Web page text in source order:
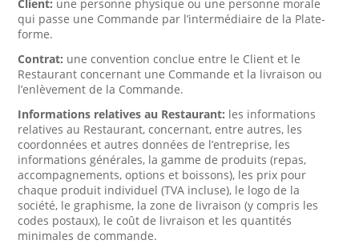
Client: une personne physique ou une personne morale
qui passe une Commande par l’intermédiaire de la Plate-
forme.
Contrat: une convention conclue entre le Client et le
Restaurant concernant une Commande et la livraison ou
l’enlèvement de la Commande.
Informations relatives au Restaurant: les informations
relatives au Restaurant, concernant, entre autres, les
coordonnées et autres données de l’entreprise, les
informations générales, la gamme de produits (repas,
accompagnements, options et boissons), les prix pour
chaque produit individuel (TVA incluse), le logo de la
société, le graphisme, la zone de livraison (y compris les
codes postaux), le coût de livraison et les quantités
minimales de commande.